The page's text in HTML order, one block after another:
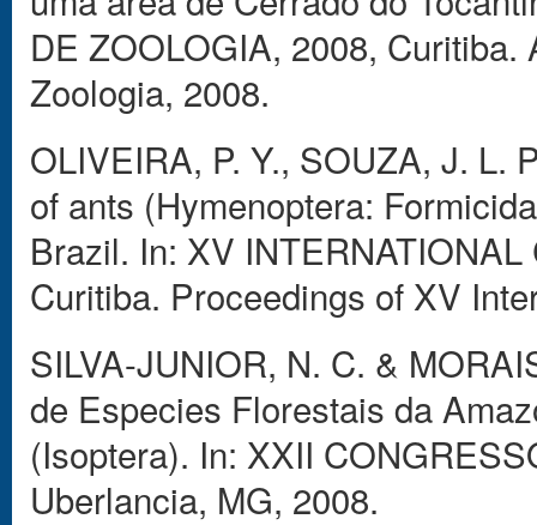
DE ZOOLOGIA, 2008,
Zoologia, 2008.
OLIVEIRA, P. Y., SOUZA, J. L.
of ants (Hymenoptera:
Brazil. In: XV
Curitiba. Proceedings of XV
SILVA-JUNIOR, N. C. &
de Especies Florestais da
(Isoptera). In: XXII
Uberlancia, MG, 2008.